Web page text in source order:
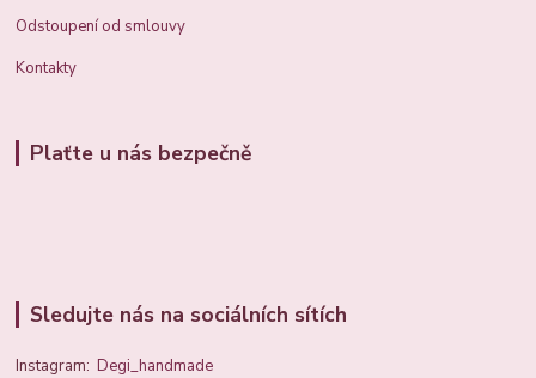
Odstoupení od smlouvy
Kontakty
Plaťte u nás bezpečně
Sledujte nás na sociálních sítích
Instagram:Degi_handmade